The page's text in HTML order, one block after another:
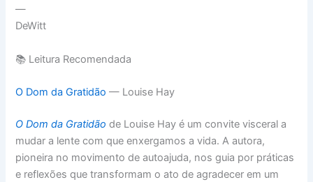
—
DeWitt
📚 Leitura Recomendada
O Dom da Gratidão — Louise Hay
O Dom da Gratidão de Louise Hay é um convite visceral a
mudar a lente com que enxergamos a vida. A autora,
pioneira no movimento de autoajuda, nos guia por práticas
e reflexões que transformam o ato de agradecer em um